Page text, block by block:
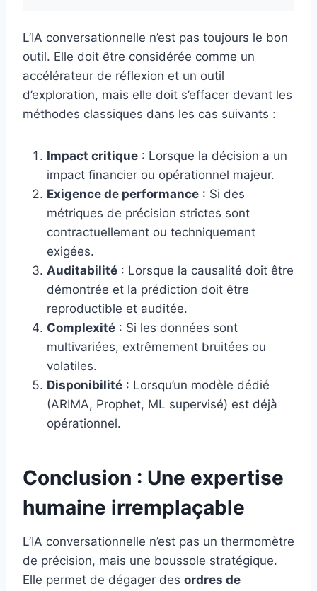
L’IA conversationnelle n’est pas toujours le bon
outil. Elle doit être considérée comme un
accélérateur de réflexion et un outil
d’exploration, mais elle doit s’effacer devant les
méthodes classiques dans les cas suivants :
Impact critique : Lorsque la décision a un
impact financier ou opérationnel majeur.
Exigence de performance : Si des
métriques de précision strictes sont
contractuellement ou techniquement
exigées.
Auditabilité : Lorsque la causalité doit être
démontrée et la prédiction doit être
reproductible et auditée.
Complexité : Si les données sont
multivariées, extrêmement bruitées ou
volatiles.
Disponibilité : Lorsqu’un modèle dédié
(ARIMA, Prophet, ML supervisé) est déjà
opérationnel.
Conclusion : Une expertise
humaine irremplaçable
L’IA conversationnelle n’est pas un thermomètre
de précision, mais une boussole stratégique.
Elle permet de dégager des ordres de